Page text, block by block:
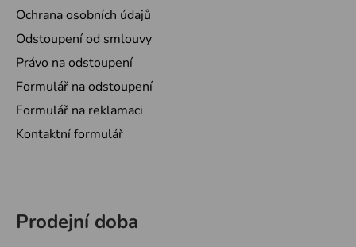
Ochrana osobních údajů
Odstoupení od smlouvy
Právo na odstoupení
Formulář na odstoupení
Formulář na reklamaci
Kontaktní formulář
Prodejní doba